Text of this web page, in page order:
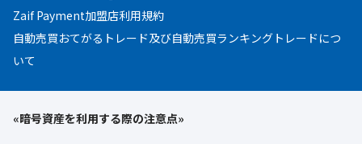
Zaif Payment加盟店利用規約
自動売買おてがるトレード及び自動売買ランキングトレードにつ
いて
«暗号資産を利用する際の注意点»